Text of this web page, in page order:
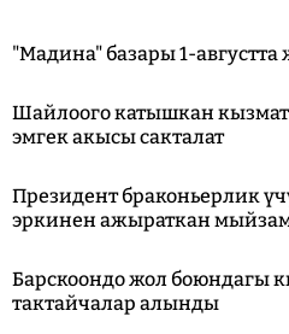
"Мадина" базары 1-
Шайлоого катышкан
эмгек акысы сакталат
Президент браконьерлик
эркинен ажыраткан
Барскоондо жол боюндагы
тактайчалар алынды